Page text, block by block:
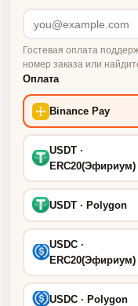
Гостевая оплата
номер заказа или
Оплата
Binance Pay
USDT ·
ERC20(Эфириум)
USDT · Polygon
USDC ·
ERC20(Эфириум)
USDC · Polygon